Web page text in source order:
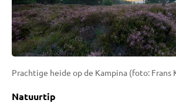
Prachtige heide op de Kampina (foto: Frans
Natuurtip